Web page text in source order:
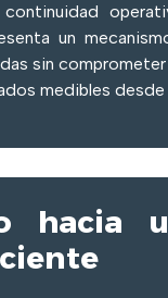
continuidad
un
sin
medibles
hacia